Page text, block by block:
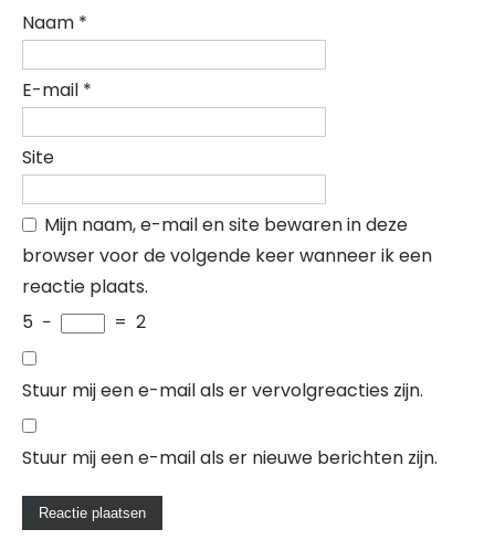
Naam *
E-mail *
Site
Mijn naam, e-mail en site bewaren in deze
browser voor de volgende keer wanneer ik een
reactie plaats.
5 − = 2
Stuur mij een e-mail als er vervolgreacties zijn.
Stuur mij een e-mail als er nieuwe berichten zijn.